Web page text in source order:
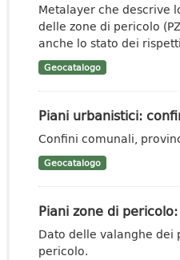
Metalayer che descrive
delle zone di pericolo
anche lo stato dei
Geocatalogo
Piani urbanistici:
Confini comunali,
Geocatalogo
Piani zone di
Dato delle valanghe dei
pericolo.